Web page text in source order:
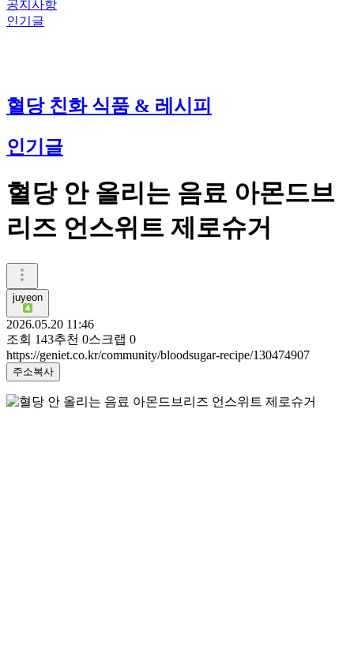
공지사항
인기글
혈당 친화 식품 & 레시피
인기글
혈당 안 올리는 음료 아몬드브
리즈 언스위트 제로슈거
juyeon
2026.05.20 11:46
조회 143추천 0스크랩 0
https://geniet.co.kr/community/bloodsugar-recipe/130474907
주소복사